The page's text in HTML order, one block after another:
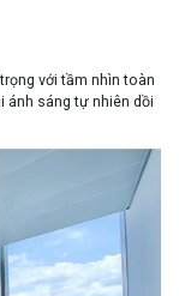
với tầm nhìn toàn
ánh sáng tự nhiên dồi